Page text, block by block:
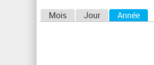
Mois Jour Année